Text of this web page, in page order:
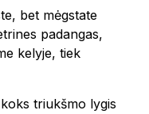
bet mėgstate
padangas,
kelyje, tiek
triukšmo lygis